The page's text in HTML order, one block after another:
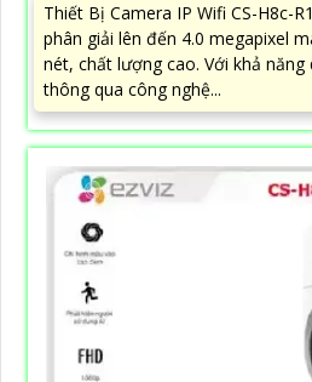
Thiết Bị Camera IP Wifi CS-H8c-
phân giải lên đến 4.0 megapixel
nét, chất lượng cao. Với khả
thông qua công nghệ...